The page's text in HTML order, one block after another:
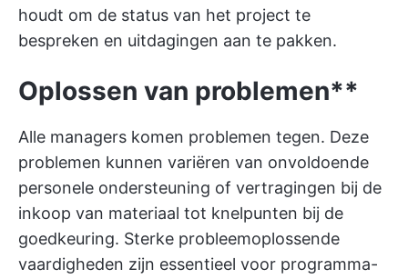
houdt om de status van het project te
bespreken en uitdagingen aan te pakken.
Oplossen van problemen**
Alle managers komen problemen tegen. Deze
problemen kunnen variëren van onvoldoende
personele ondersteuning of vertragingen bij de
inkoop van materiaal tot knelpunten bij de
goedkeuring. Sterke probleemoplossende
vaardigheden zijn essentieel voor programma-